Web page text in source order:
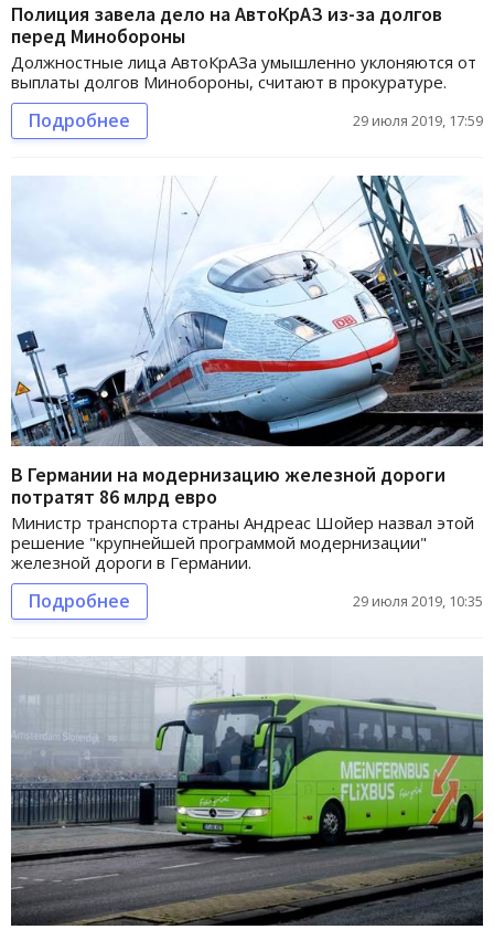
Полиция завела дело на АвтоКрАЗ из-за долгов
перед Минобороны
Должностные лица АвтоКрАЗа умышленно уклоняются от
выплаты долгов Минобороны, считают в прокуратуре.
Подробнее 29 июля 2019, 17:59
В Германии на модернизацию железной дороги
потратят 86 млрд евро
Министр транспорта страны Андреас Шойер назвал этой
решение "крупнейшей программой модернизации"
железной дороги в Германии.
Подробнее 29 июля 2019, 10:35